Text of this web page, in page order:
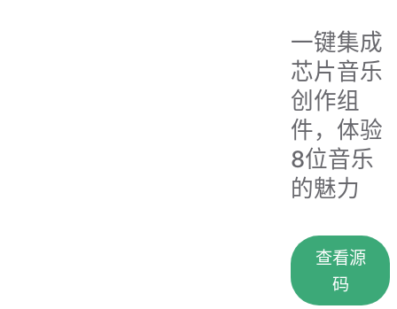
一键集成
芯片音乐
创作组
件，体验
8位音乐
的魅力
查看源
码